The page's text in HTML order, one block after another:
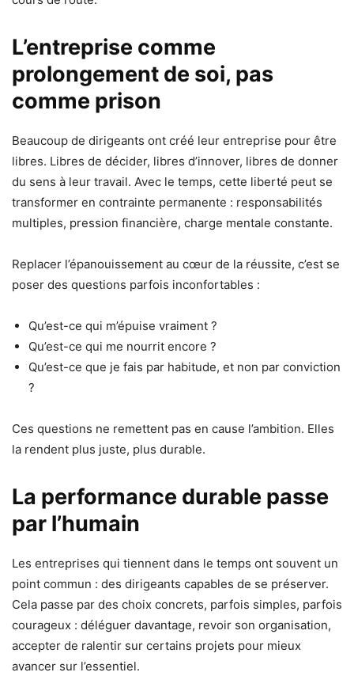
L’entreprise comme
prolongement de soi, pas
comme prison
Beaucoup de dirigeants ont créé leur entreprise pour être
libres. Libres de décider, libres d’innover, libres de donner
du sens à leur travail. Avec le temps, cette liberté peut se
transformer en contrainte permanente : responsabilités
multiples, pression financière, charge mentale constante.
Replacer l’épanouissement au cœur de la réussite, c’est se
poser des questions parfois inconfortables :
Qu’est-ce qui m’épuise vraiment ?
Qu’est-ce qui me nourrit encore ?
Qu’est-ce que je fais par habitude, et non par conviction
?
Ces questions ne remettent pas en cause l’ambition. Elles
la rendent plus juste, plus durable.
La performance durable passe
par l’humain
Les entreprises qui tiennent dans le temps ont souvent un
point commun : des dirigeants capables de se préserver.
Cela passe par des choix concrets, parfois simples, parfois
courageux : déléguer davantage, revoir son organisation,
accepter de ralentir sur certains projets pour mieux
avancer sur l’essentiel.